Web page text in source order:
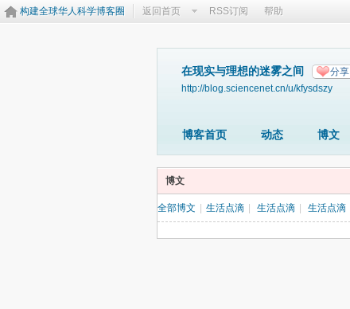
构建全球华人科学博客圈 返回首页 RSS订阅 帮助
在现实与理想的迷雾之间 分享
http://blog.sciencenet.cn/u/kfysdszy
博客首页 动态 博文
博文
全部博文 生活点滴 生活点滴 生活点滴